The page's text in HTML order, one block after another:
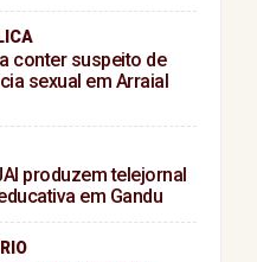
conter suspeito de
sexual em Arraial
produzem telejornal
em Gandu